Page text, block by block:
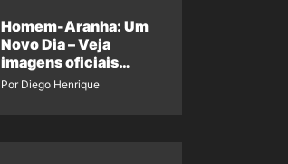
Homem-Aranha: Um
Novo Dia – Veja
imagens oficiais
descartadas do Hulk
Por Diego Henrique